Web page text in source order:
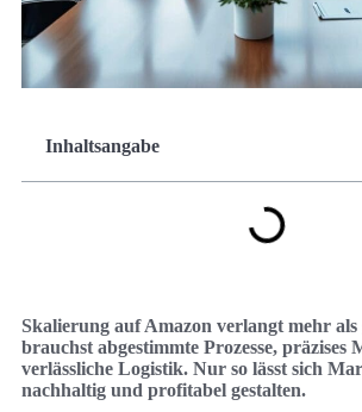
Inhaltsangabe
Skalierung auf Amazon verlangt mehr
brauchst abgestimmte Prozesse, präzises
verlässliche Logistik. Nur so lässt sich
nachhaltig und profitabel gestalten.